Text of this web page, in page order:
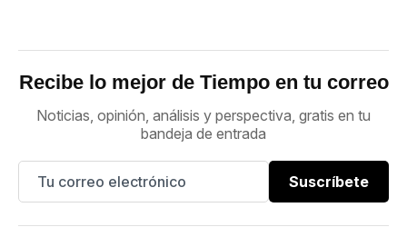
Recibe lo mejor de Tiempo en tu correo
Noticias, opinión, análisis y perspectiva, gratis en tu
bandeja de entrada
Suscríbete